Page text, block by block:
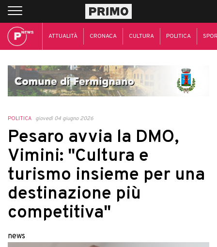
ATTUALITÀ CRONACA CULTURA POLITICA
POLITICA giovedì 04 giugno 2026
Pesaro avvia la DMO,
Vimini: "Cultura e
turismo insieme per una
destinazione più
competitiva"
news